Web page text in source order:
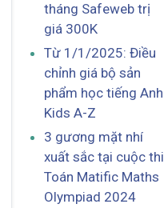
tháng Safeweb trị
giá 300K
Từ 1/1/2025: Điều
chỉnh giá bộ sản
phẩm học tiếng Anh
Kids A-Z
3 gương mặt nhí
xuất sắc tại cuộc thi
Toán Matific Maths
Olympiad 2024